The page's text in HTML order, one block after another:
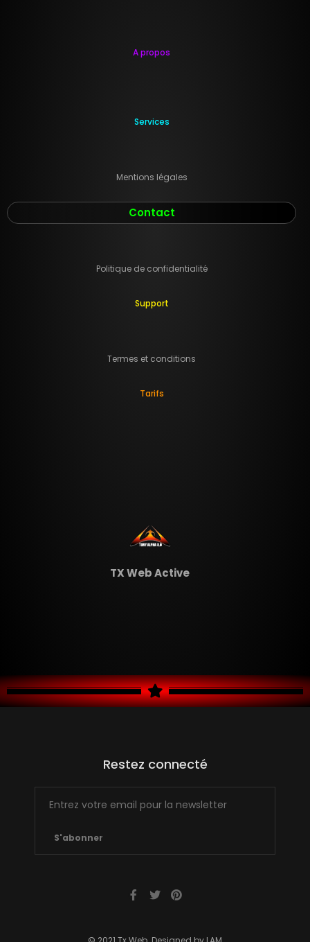
A propos
Services
Mentions légales
Contact
Politique de confidentialité
Support
Termes et conditions
Tarifs
TX Web Active
Restez connecté
S'abonner